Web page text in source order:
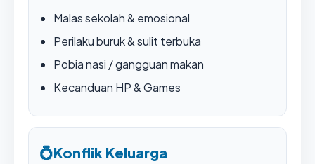
Malas sekolah & emosional
Perilaku buruk & sulit terbuka
Pobia nasi / gangguan makan
Kecanduan HP & Games
💍Konflik Keluarga